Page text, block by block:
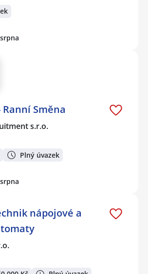
Směna
s.r.o.
Plný úvazek
nápojové a